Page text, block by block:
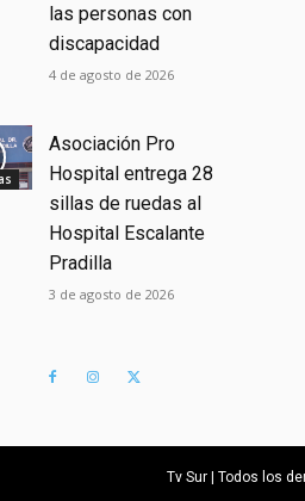
las personas con
discapacidad
4 de agosto de 2026
Asociación Pro
Hospital entrega 28
sillas de ruedas al
Hospital Escalante
Pradilla
3 de agosto de 2026
Tv Sur | Todos los